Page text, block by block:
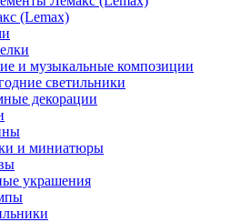
(Lemax)
и музыкальные композиции
светильники
декорации
и миниатюры
украшения